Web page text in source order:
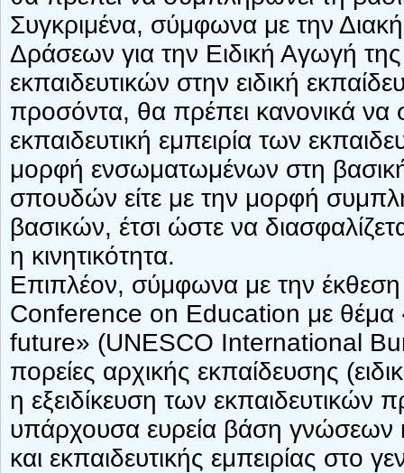
Συγκριμένα, σύμφωνα με την
Δράσεων για την Ειδική Αγωγή
εκπαιδευτικών στην ειδική
προσόντα, θα πρέπει κανονικά να
εκπαιδευτική εμπειρία των
μορφή ενσωματωμένων στη
σπουδών είτε με την μορφή
βασικών, έτσι ώστε να
η κινητικότητα.
Επιπλέον, σύμφωνα με την
Conference on Education με
future» (UNESCO International
πορείες αρχικής εκπαίδευσης
η εξειδίκευση των εκπαιδευτικών
υπάρχουσα ευρεία βάση γνώσεων
και εκπαιδευτικής εμπειρίας στο